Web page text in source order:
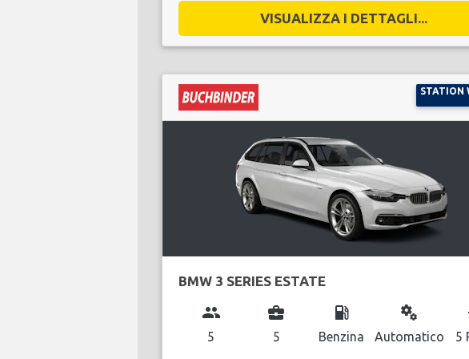
VISUALIZZA I DETTAGLI...
STATION
BMW 3 SERIES ESTATE
group
5
business_center
5
local_gas_station
Benzina
miscellaneous_services
Automatico 5